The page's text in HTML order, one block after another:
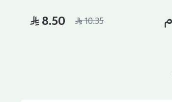
10.35
8.50